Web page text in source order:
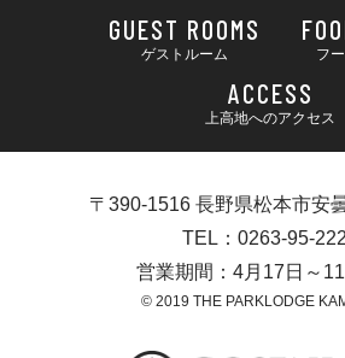
GUEST ROOMS
ゲストルーム フ
ACCESS
上高地へのアクセス
〒390-1516 長野県松本市安
TEL：0263-95-
営業期間：4月17日～
© 2019 THE PARKLODGE